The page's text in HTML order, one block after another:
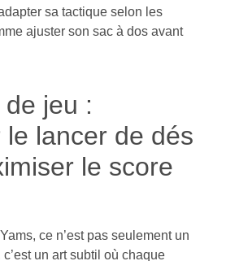
sa tactique selon les
ajuster son sac à dos avant
jeu :
le lancer de dés
le score
ce n’est pas seulement un
un art subtil où chaque